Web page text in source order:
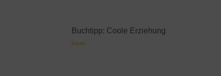
Buchtipp: Coole Erziehung
lesen